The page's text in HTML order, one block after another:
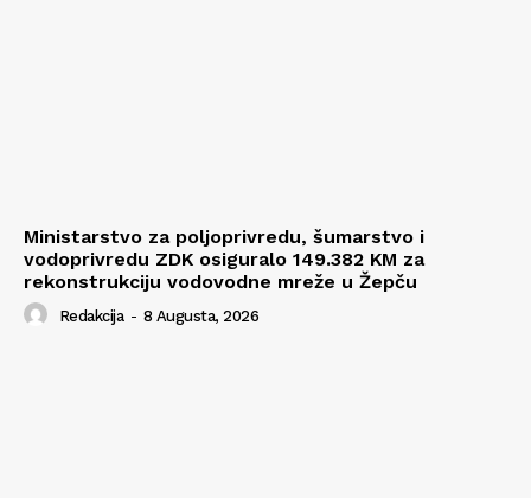
Ministarstvo za poljoprivredu, šumarstvo i
vodoprivredu ZDK osiguralo 149.382 KM za
rekonstrukciju vodovodne mreže u Žepču
Redakcija - 8 Augusta, 2026